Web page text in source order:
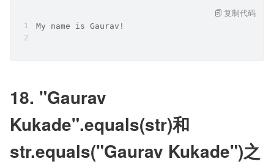
My name is Gaurav!
复制代码
18. "Gaurav
Kukade".equals(str)和
str.equals("Gaurav Kukade")之